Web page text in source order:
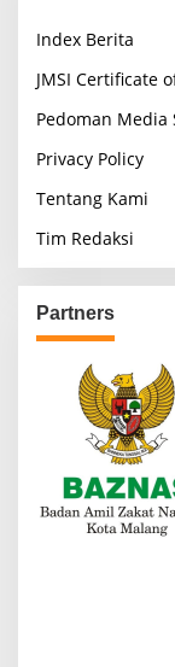
Index Berita
JMSI Certificate
Pedoman Media
Privacy Policy
Tentang Kami
Tim Redaksi
Partners